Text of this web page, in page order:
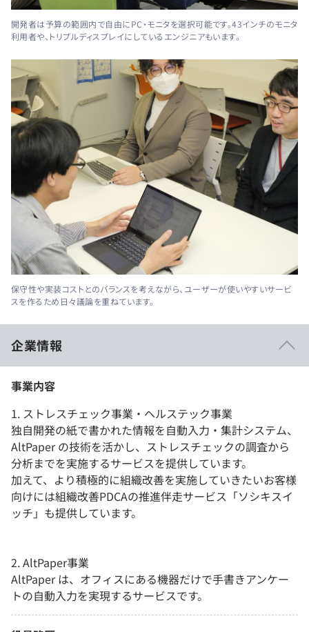
開発者は予算の範囲内で自由にPC・モニタを選択可能です。43インチのモニタ
利用者や、トリプルディスプレイにしているエンジニアもいます。
保守性や実装コストとのバランスを考えながら、ユーザーが使いやすいサービ
スを作るため日々議論を重ねています。
企業情報
事業内容
1. ストレスチェック事業・ヘルステック事業
独自開発の紙で書かれた情報を自動入力・集計システム、
AltPaper の技術を活かし、ストレスチェックの調査から
分析までを実施するサービスを提供しています。
加えて、より積極的に組織改善を実施していきたいお客様
向けには組織改善PDCAの推進伴走サービス「ソシキスイ
ッチ」も提供しています。
2. AltPaper事業
AltPaper は、オフィスにある機器だけで手書きアンケー
トの自動入力を実現するサービスです。